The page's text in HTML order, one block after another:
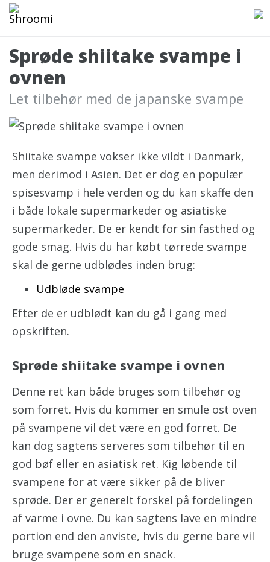
Sprøde shiitake svampe i
ovnen
Let tilbehør med de japanske svampe
Shiitake svampe vokser ikke vildt i Danmark,
men derimod i Asien. Det er dog en populær
spisesvamp i hele verden og du kan skaffe den
i både lokale supermarkeder og asiatiske
supermarkeder. De er kendt for sin fasthed og
gode smag. Hvis du har købt tørrede svampe
skal de gerne udblødes inden brug:
Udbløde svampe
Efter de er udblødt kan du gå i gang med
opskriften.
Sprøde shiitake svampe i ovnen
Denne ret kan både bruges som tilbehør og
som forret. Hvis du kommer en smule ost oven
på svampene vil det være en god forret. De
kan dog sagtens serveres som tilbehør til en
god bøf eller en asiatisk ret. Kig løbende til
svampene for at være sikker på de bliver
sprøde. Der er generelt forskel på fordelingen
af varme i ovne. Du kan sagtens lave en mindre
portion end den anviste, hvis du gerne bare vil
bruge svampene som en snack.